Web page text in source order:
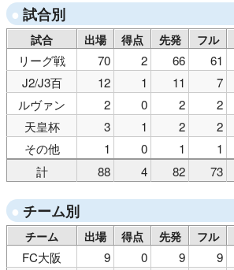
試合別
試合 出場 得点 先発 フル
リーグ戦 70 2 66 61
J2/J3百
12 1 11 7
ルヴァン
2 0 2 2
天皇杯
3 1 2 2
その他
1 0 1 1
計
88 4 82 73
チーム別
チーム 出場 得点 先発 フル
FC大阪 9 0 9 9